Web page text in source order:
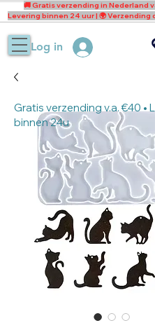
Log in
🚚 Gratis verzending in Nederland
Levering binnen 24 uur | 🌍 Verzending
Gratis verzending v.a. €40 •
binnen 24u